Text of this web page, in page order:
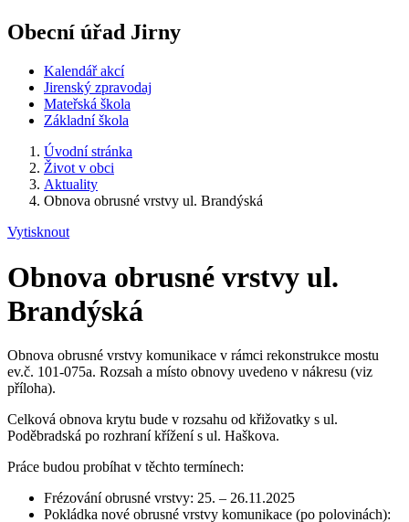
Obecní úřad Jirny
Kalendář akcí
Jirenský zpravodaj
Mateřská škola
Základní škola
Úvodní stránka
Život v obci
Aktuality
Obnova obrusné vrstvy ul. Brandýská
Vytisknout
Obnova obrusné vrstvy ul.
Brandýská
Obnova obrusné vrstvy komunikace v rámci rekonstrukce mostu
ev.č. 101-075a. Rozsah a místo obnovy uvedeno v nákresu (viz
příloha).
Celková obnova krytu bude v rozsahu od křižovatky s ul.
Poděbradská po rozhraní křížení s ul. Haškova.
Práce budou probíhat v těchto termínech:
Frézování obrusné vrstvy: 25. – 26.11.2025
Pokládka nové obrusné vrstvy komunikace (po polovinách):